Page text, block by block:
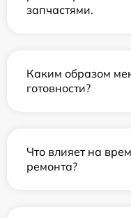
запчастями.
Каким образом
готовности?
Что влияет на
ремонта?